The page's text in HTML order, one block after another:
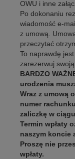
OWU i inne
Po dokonaniu
wiadomość e-
z umową.
przeczytać
To naprawdę
zarezerwuj
BARDZO
urodzenia
Wraz z umową
numer
zaliczkę w
Termin wpłaty
naszym koncie
Proszę nie
wpłaty.